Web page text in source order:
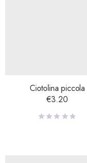
Ciotolina piccola
€3.20